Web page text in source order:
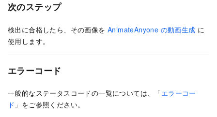
次のステップ
検出に合格したら、その画像を AnimateAnyone の動画生成 に
使用します。
エラーコード
一般的なステータスコードの一覧については、「エラーコー
ド 」をご参照ください。